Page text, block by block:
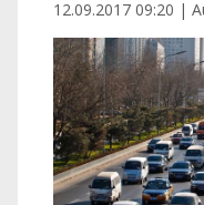
12.09.2017 09:20 |